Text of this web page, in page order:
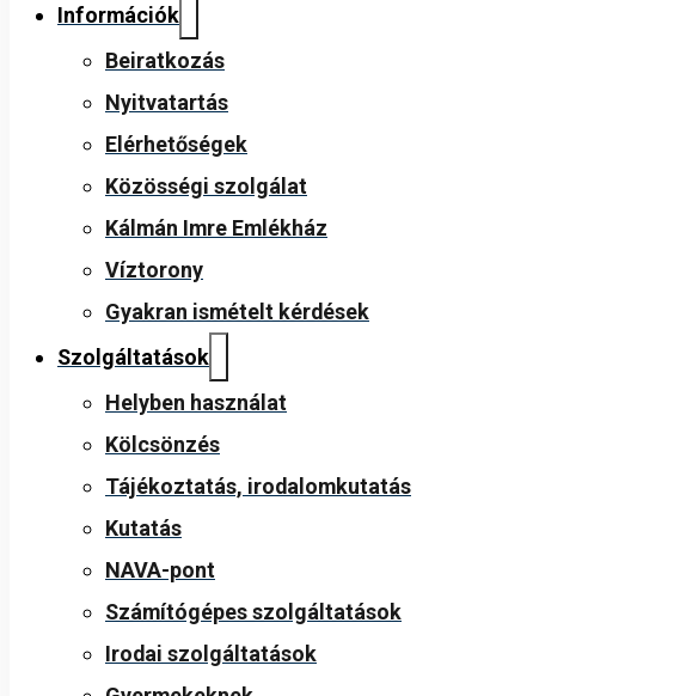
Információk
Beiratkozás
Nyitvatartás
Elérhetőségek
Közösségi szolgálat
Kálmán Imre Emlékház
Víztorony
Gyakran ismételt kérdések
Szolgáltatások
Helyben használat
Kölcsönzés
Tájékoztatás, irodalomkutatás
Kutatás
NAVA-pont
Számítógépes szolgáltatások
Irodai szolgáltatások